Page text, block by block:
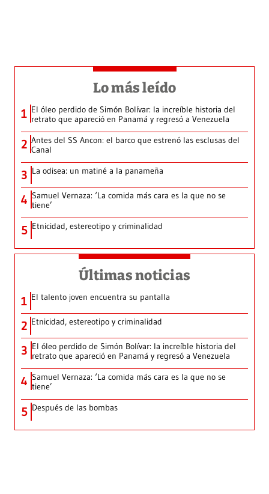
Lo más leído
1 El óleo perdido de Simón Bolívar: la increíble historia del
retrato que apareció en Panamá y regresó a Venezuela
2 Antes del SS Ancon: el barco que estrenó las esclusas del
Canal
3 La odisea: un matiné a la panameña
4 Samuel Vernaza: ‘La comida más cara es la que no se
tiene’
5 Etnicidad, estereotipo y criminalidad
Últimas noticias
1 El talento joven encuentra su pantalla​
2 Etnicidad, estereotipo y criminalidad
3 El óleo perdido de Simón Bolívar: la increíble historia del
retrato que apareció en Panamá y regresó a Venezuela
4 Samuel Vernaza: ‘La comida más cara es la que no se
tiene’
5 Después de las bombas